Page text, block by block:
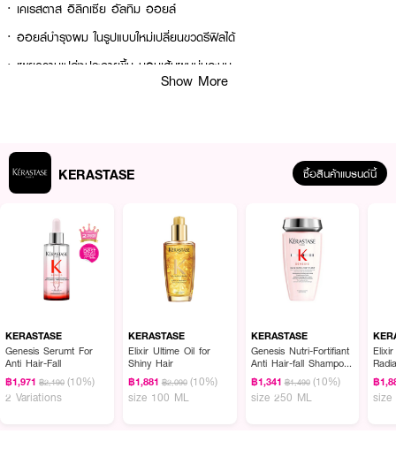
· เคเรสตาส อิลิกเซีย อัลทิม ออยล์
· ออยล์บำรุงผม ในรูปแบบใหม่เปลี่ยนขวดรีฟิลได้
· เผยความเปล่งประกายขึ้น มอบเส้นผมนุ่มละมุน
แรงแก่เส้นผม
· ใช้จัดแต่งทรงผมให้เงางามตลอดวัน : ชโลมออยล์ปริมาณ 1-2 ปั๊มลงบนเส้นผม
หลังการจัดแต่งทรงเพื่อ
เพิ่มความเงางามเปล่งประกาย
· เติมความชุ่มชื้นให้เส้นผมระหว่างวัน : ชโลมออยล์ปริมาณ 2-3 หยดบริเวณปลาย
เส้นผมเพื่อเพิ่มความชุ่มชื้นให้ผมนุ่มลื่นระหว่างวัน
· ป้องกันผมชี้ฟู : เมื่ออากาศมีความชื้นสูง กดออยล์ปริมาณ 1-2 ปั๊ม และชโลม
Show More
KERASTASE ซื้อสินค้าแบรนด์นี้
KERASTASE
Genesis Serumt For
Anti Hair-Fall
฿1,971 ฿2,190 (10%)
2 Variations
KERASTASE
Elixir Ultime Oil for
Shiny Hair
฿1,881 ฿2,090 (10%)
size 100 ML
KERASTASE
Genesis Nutri-Fortifiant
Anti Hair-fall Shampoo
for Thick Hair
฿1,341 ฿1,490 (10%)
size 250 ML
Oil
฿
size